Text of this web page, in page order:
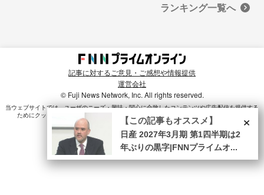
ランキング一覧へ
記事に対するご意見・ご感想や情報提供
運営会社
© Fuji News Network, Inc. All rights reserved.
当ウェブサイトでは、ユーザのニーズ・興味・関⼼に合致したコンテンツや広告配信を提供する
ためにクッキーを使⽤しています。詳細は、
プライバシーポリシー をご確認ください。×
【この記事もオススメ】
日産 2027年3月期 第1四半期は2
年ぶりの黒字|FNNプライムオ...